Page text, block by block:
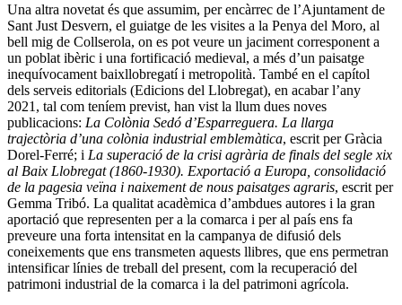
Una altra novetat és que assumim, per encàrrec de l’Ajuntament de
Sant Just Desvern, el guiatge de les visites a la Penya del Moro, al
bell mig de Collserola, on es pot veure un jaciment corresponent a
un poblat ibèric i una fortificació medieval, a més d’un paisatge
inequívocament baixllobregatí i metropolità. També en el capítol
dels serveis editorials (Edicions del Llobregat), en acabar l’any
2021, tal com teníem previst, han vist la llum dues noves
publicacions: La Colònia Sedó d’Esparreguera. La llarga
trajectòria d’una colònia industrial emblemàtica, escrit per Gràcia
Dorel-Ferré; i La superació de la crisi agrària de finals del segle xix
al Baix Llobregat (1860-1930). Exportació a Europa, consolidació
de la pagesia veïna i naixement de nous paisatges agraris, escrit per
Gemma Tribó. La qualitat acadèmica d’ambdues autores i la gran
aportació que representen per a la comarca i per al país ens fa
preveure una forta intensitat en la campanya de difusió dels
coneixements que ens transmeten aquests llibres, que ens permetran
intensificar línies de treball del present, com la recuperació del
patrimoni industrial de la comarca i la del patrimoni agrícola.